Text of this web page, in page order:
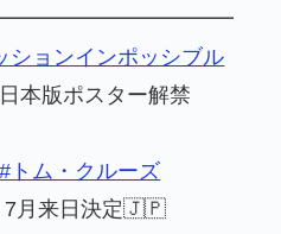
ションインポッシブル
版ポスター解禁
#トム・クルーズ
来日決定🇯🇵